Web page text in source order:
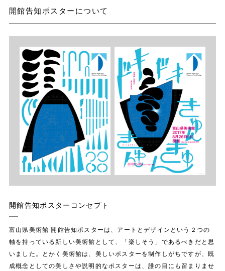
開館告知ポスターについて
開館告知ポスターコンセプト
富山県美術館 開館告知ポスターは、アートとデザインという２つの
軸を持っている新しい美術館として、「楽しそう」であるべきだと思
いました。とかく美術館は、美しいポスターを制作しがちですが、既
成概念としての美しさや説明的なポスターは、誰の目にも留まりませ